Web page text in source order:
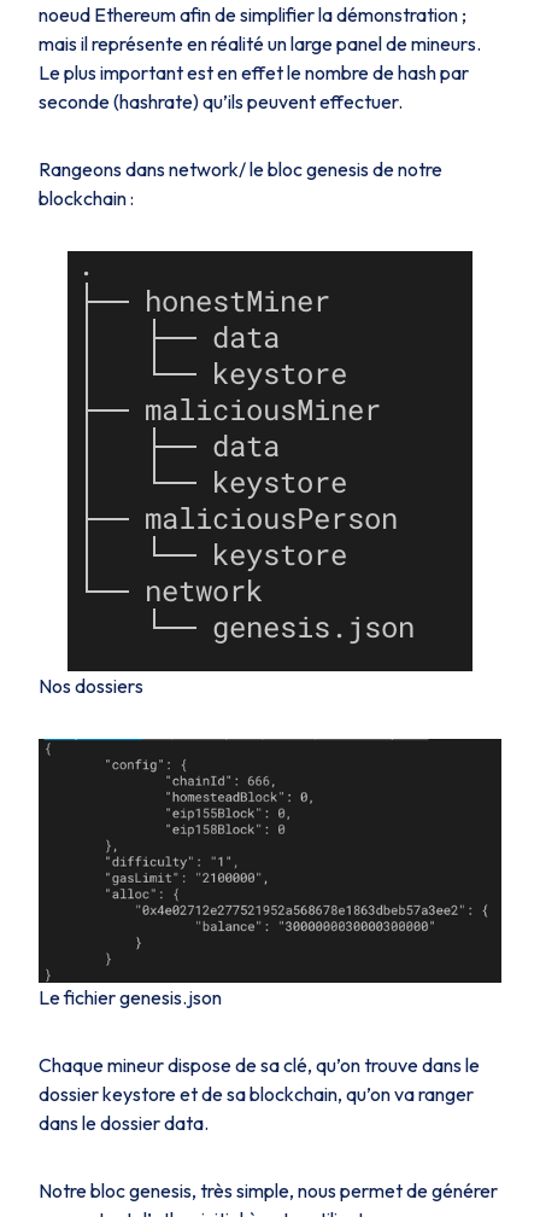
noeud Ethereum afin de simplifier la démonstration ;
mais il représente en réalité un large panel de mineurs.
Le plus important est en effet le nombre de hash par
seconde (hashrate) qu’ils peuvent effectuer.
Rangeons dansnetwork/le bloc genesis de notre
blockchain :
Nos dossiers
Le fichier genesis.json
Chaque mineur dispose de sa clé, qu’on trouve dans le
dossierkeystoreet de sablockchain, qu’on va ranger
dans le dossierdata.
Notre bloc genesis, très simple, nous permet de générer